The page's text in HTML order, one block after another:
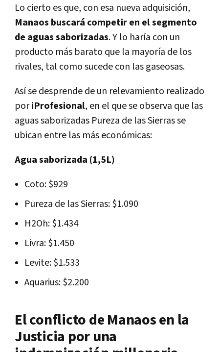
Lo cierto es que, con esa nueva adquisición,
Manaos buscará competir en el segmento
de aguas saborizadas. Y lo haría con un
producto más barato que la mayoría de los
rivales, tal como sucede con las gaseosas.
Así se desprende de un relevamiento realizado
poriProfesional, en el que se observa que las
aguas saborizadas Pureza de las Sierras se
ubican entre las más económicas:
Agua saborizada (1,5L)
Coto: $929
Pureza de las Sierras: $1.090
H2Oh: $1.434
Livra: $1.450
Levite: $1.533
Aquarius: $2.200
El conflicto de Manaos en la
Justicia por una